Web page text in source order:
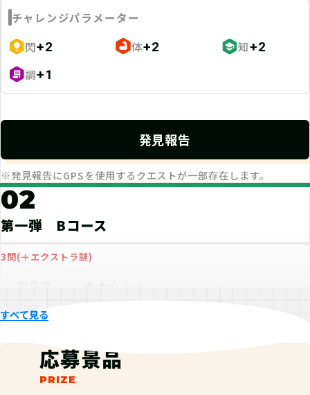
実施店舗が微妙に遠かった
てごたえ ストーリー ボリューム
2026-05-09
AをクリアしてからBをクリアすると、少し物足り
ない感がありました。
てごたえ ストーリー
レビューを全て見る
チャレンジパラメーター
閃+2 体+2 知+2
調+1
発見報告
※発見報告にGPSを使用するクエストが一部存在します。
02
第一弾 Bコース
3問(＋エクストラ謎)
難易度 ★★☆☆☆
ポイント
経験値 合計7pt
すべて見る
応募景品